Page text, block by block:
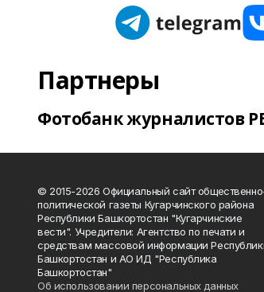
Партнеры
Фотобанк журналистов
© 2015-2026 Официальный сайт
политической газеты Кугарчинского района
Республики Башкортостан "Кугарчинские
вести". Учредители: Агентство по печати и
средствам массовой информации
Башкортостан и АО ИД "Республика
Башкортостан"
Об использовании персональных данных